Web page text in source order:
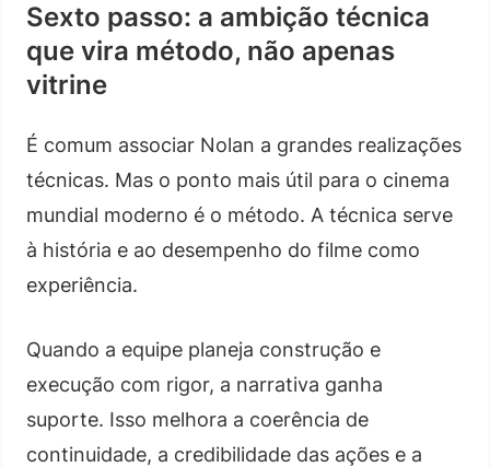
Sexto passo: a ambição técnica
que vira método, não apenas
vitrine
É comum associar Nolan a grandes realizações
técnicas. Mas o ponto mais útil para o cinema
mundial moderno é o método. A técnica serve
à história e ao desempenho do filme como
experiência.
Quando a equipe planeja construção e
execução com rigor, a narrativa ganha
suporte. Isso melhora a coerência de
continuidade, a credibilidade das ações e a